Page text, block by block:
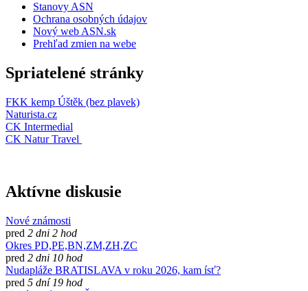
Stanovy ASN
Ochrana osobných údajov
Nový web ASN.sk
Prehľad zmien na webe
Spriatelené stránky
FKK kemp Úštěk (bez plavek)
Naturista.cz
CK Intermedial
CK Natur Travel
Aktívne diskusie
Nové známosti
pred 2 dni 2 hod
Okres PD,PE,BN,ZM,ZH,ZC
pred 2 dni 10 hod
Nudapláže BRATISLAVA v roku 2026, kam ísť?
pred 5 dní 19 hod